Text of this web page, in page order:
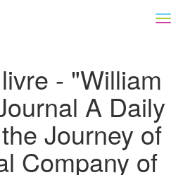
- "William
A Daily
Journey of
Company of